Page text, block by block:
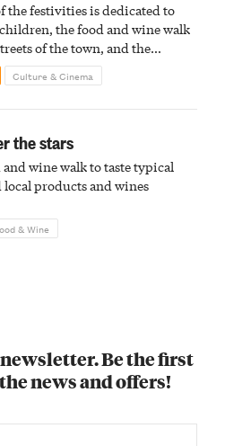
the festivities is dedicated to
the food and wine walk
of the town, and the
Culture & Cinema
the stars
wine walk to taste typical
products and wines
& Wine
Be the first
news and offers!